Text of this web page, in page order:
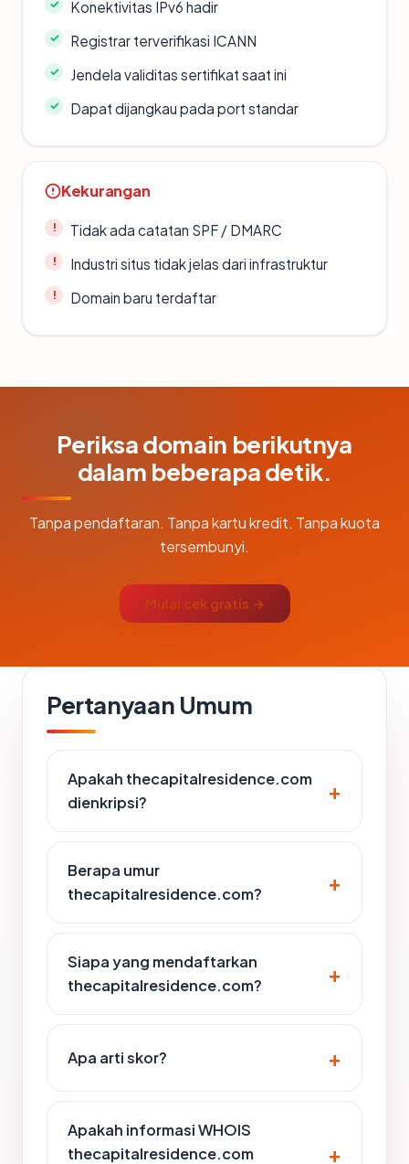
Konektivitas IPv6 hadir
Registrar terverifikasi ICANN
Jendela validitas sertifikat saat ini
Dapat dijangkau pada port standar
Kekurangan
Tidak ada catatan SPF / DMARC
Industri situs tidak jelas dari infrastruktur
Domain baru terdaftar
Periksa domain berikutnya
dalam beberapa detik.
Tanpa pendaftaran. Tanpa kartu kredit. Tanpa kuota
tersembunyi.
Mulai cek gratis →
Pertanyaan Umum
Apakah thecapitalresidence.com
dienkripsi?
Berapa umur
thecapitalresidence.com?
Siapa yang mendaftarkan
thecapitalresidence.com?
Apa arti skor?
Apakah informasi WHOIS
thecapitalresidence.com